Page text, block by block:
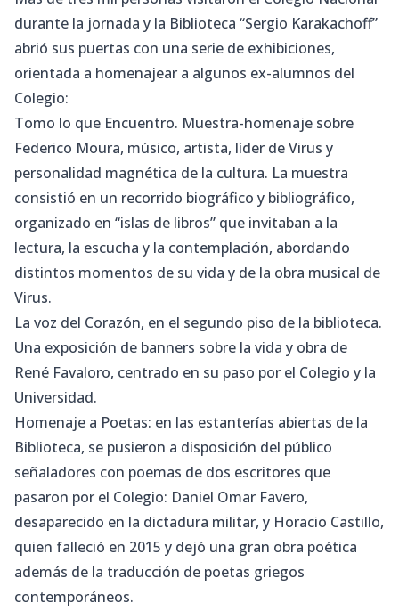
durante la jornada y la Biblioteca “Sergio Karakachoff”
abrió sus puertas con una serie de exhibiciones,
orientada a homenajear a algunos ex-alumnos del
Colegio:
Tomo lo que Encuentro. Muestra-homenaje sobre
Federico Moura, músico, artista, líder de Virus y
personalidad magnética de la cultura. La muestra
consistió en un recorrido biográfico y bibliográfico,
organizado en “islas de libros” que invitaban a la
lectura, la escucha y la contemplación, abordando
distintos momentos de su vida y de la obra musical de
Virus.
La voz del Corazón, en el segundo piso de la biblioteca.
Una exposición de banners sobre la vida y obra de
René Favaloro, centrado en su paso por el Colegio y la
Universidad.
Homenaje a Poetas: en las estanterías abiertas de la
Biblioteca, se pusieron a disposición del público
señaladores con poemas de dos escritores que
pasaron por el Colegio: Daniel Omar Favero,
desaparecido en la dictadura militar, y Horacio Castillo,
quien falleció en 2015 y dejó una gran obra poética
además de la traducción de poetas griegos
contemporáneos.